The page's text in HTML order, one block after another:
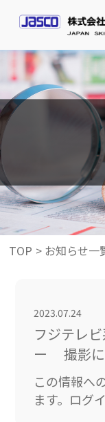
TOP > お知らせ一
2023.07.24
フジテレ
ー 撮影に
この情報へ
ます。ログ